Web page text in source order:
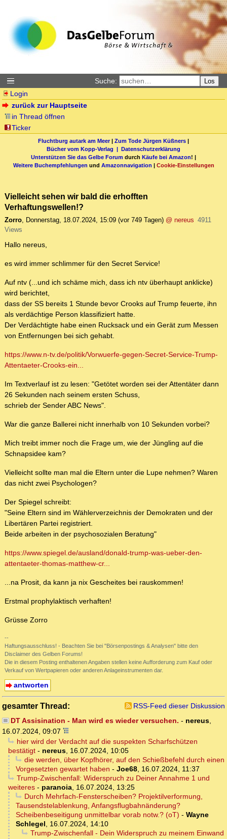
Suche: Los
Login
zurück zur Hauptseite
in Thread öffnen
Ticker
Fluchtburg autark am Meer| Zum Tode Jürgen Küßners |
Bücher vom Kopp-Verlag | Datenschutzerklärung
Unterstützen Sie das Gelbe Forum durch Käufe bei Amazon! |
Weitere Buchempfehlungen und Amazonnavigation | Cookie-Einstellungen
Vielleicht sehen wir bald die erhofften
Verhaftungswellen!?
Zorro, Donnerstag, 18.07.2024, 15:09 (vor 749 Tagen) @ nereus 4911
Views
Hallo nereus,
es wird immer schlimmer für den Secret Service!
Auf ntv (...und ich schäme mich, dass ich ntv überhaupt anklicke)
wird berichtet,
dass der SS bereits 1 Stunde bevor Crooks auf Trump feuerte, ihn
als verdächtige Person klassifiziert hatte.
Der Verdächtigte habe einen Rucksack und ein Gerät zum Messen
von Entfernungen bei sich gehabt.
https://www.n-tv.de/politik/Vorwuerfe-gegen-Secret-Service-Trump-
Attentaeter-Crooks-ein...
Im Textverlauf ist zu lesen: "Getötet worden sei der Attentäter dann
26 Sekunden nach seinem ersten Schuss,
schrieb der Sender ABC News".
War die ganze Ballerei nicht innerhalb von 10 Sekunden vorbei?
Mich treibt immer noch die Frage um, wie der Jüngling auf die
Schnapsidee kam?
Vielleicht sollte man mal die Eltern unter die Lupe nehmen? Waren
das nicht zwei Psychologen?
Der Spiegel schreibt:
"Seine Eltern sind im Wählerverzeichnis der Demokraten und der
Libertären Partei registriert.
Beide arbeiten in der psychosozialen Beratung"
https://www.spiegel.de/ausland/donald-trump-was-ueber-den-
attentaeter-thomas-matthew-cr...
...na Prosit, da kann ja nix Gescheites bei rauskommen!
Erstmal prophylaktisch verhaften!
Grüsse Zorro
--
Haftungsausschluss! - Beachten Sie bei "Börsenpostings & Analysen" bitte den
Disclaimer des Gelben Forums!
Die in diesem Posting enthaltenen Angaben stellen keine Aufforderung zum Kauf oder
Verkauf von Wertpapieren oder anderen Anlageinstrumenten dar.
antworten
gesamter Thread:
RSS-Feed dieser Diskussion
DT Assisination - Man wird es wieder versuchen. - nereus,
16.07.2024, 09:07
hier wird der Verdacht auf die suspekten Scharfschützen
bestätigt - nereus, 16.07.2024, 10:05
die werden, über Kopfhörer, auf den Schießbefehl durch einen
Vorgesetzten gewartet haben - Joe68, 16.07.2024, 11:37
Trump-Zwischenfall: Widerspruch zu Deiner Annahme 1 und
weiteres - paranoia, 16.07.2024, 13:25
Durch Mehrfach-Fensterscheiben? Projektilverformung,
Tausendstelablenkung, Anfangsflugbahnänderung?
Scheibenbeseitigung unmittelbar vorab notw.? (oT) - Wayne
Schlegel, 16.07.2024, 14:10
Trump-Zwischenfall - Dein Widerspruch zu meinem Einwand